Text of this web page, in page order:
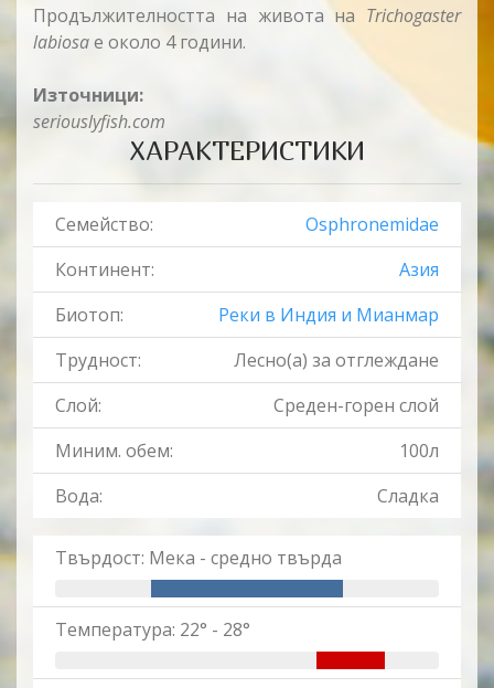
Продължителността на живота на Trichogaster
labiosaе около 4 години.
Източници:
seriouslyfish.com
ХАРАКТЕРИСТИКИ
Семейство:
Osphronemidae
Континент:
Азия
Биотоп:
Реки в Индия и Мианмар
Трудност:
Лесно(a) за отглеждане
Слой:
Среден-горен слой
Миним. обем:
100л
Вода:
Сладка
Твърдост: Мека - средно твърда
Температура: 22° - 28°